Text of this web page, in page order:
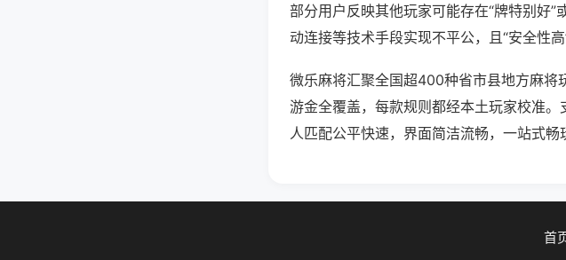
部分用户反映其他玩家可能存在“牌特别好”
动连接等技术手段实现不平公，且“安全性高
微乐麻将汇聚全国超400种省市县地方麻将
游金全覆盖，每款规则都经本土玩家校准
人匹配公平快速，界面简洁流畅，一站式畅
首